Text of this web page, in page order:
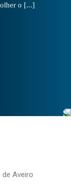
o [...]
Aveiro